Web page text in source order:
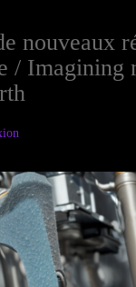
nouveaux
/ Imagining